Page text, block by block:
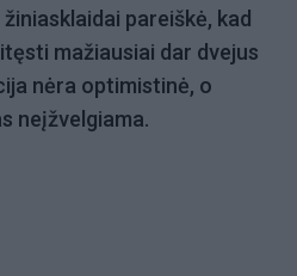
pareiškė, kad
mažiausiai dar dvejus
nėra optimistinė, o
neįžvelgiama.